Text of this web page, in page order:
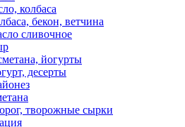
колбаса
бекон, ветчина
сливочное
йогурты
десерты
творожные сырки